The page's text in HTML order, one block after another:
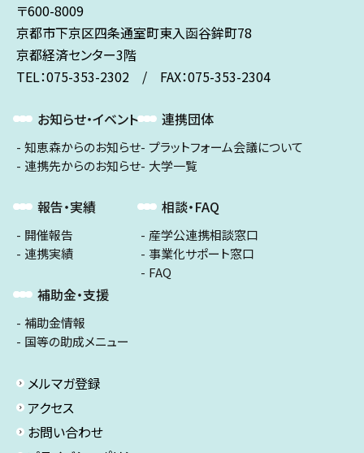
〒600-8009
京都市下京区四条通室町東入函谷鉾町78
京都経済センター3階
TEL：075-353-2302 / FAX：075-353-2304
お知らせ・イベント
知恵森からのお知らせ
連携先からのお知らせ
報告・実績
開催報告
連携実績
補助金・支援
補助金情報
国等の助成メニュー
連携団体
プラットフォーム会議について
大学一覧
相談・FAQ
産学公連携相談窓口
事業化サポート窓口
FAQ
メルマガ登録
アクセス
お問い合わせ